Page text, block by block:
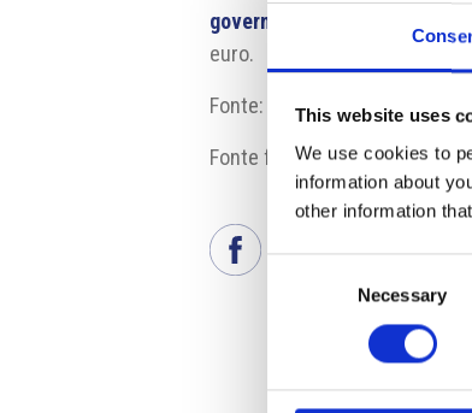
This website uses
We use cookies to
information about
other information
Necessary
governatore.
euro.
Fonte: www.seznamzpravy.cz
Fonte fotografia: cnb.cz